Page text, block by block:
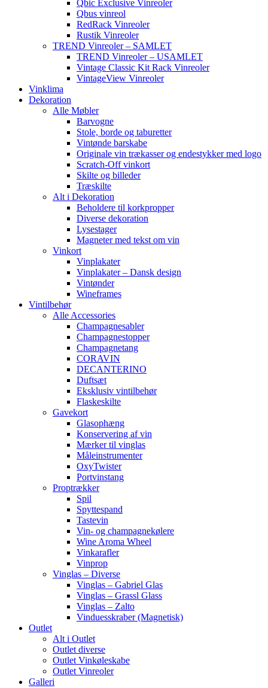
Qbic Exclusive Vinreoler
Qbus vinreol
RedRack Vinreoler
Rustik Vinreoler
TREND Vinreoler – SAMLET
TREND Vinreoler – USAMLET
Vintage Classic Kit Rack Vinreoler
VintageView Vinreoler
Vinklima
Dekoration
Alle Møbler
Barvogne
Stole, borde og taburetter
Vintønde barskabe
Originale vin trækasser og endestykker med logo
Scratch-Off vinkort
Skilte og billeder
Træskilte
Alt i Dekoration
Beholdere til korkpropper
Diverse dekoration
Lysestager
Magneter med tekst om vin
Vinkort
Vinplakater
Vinplakater – Dansk design
Vintønder
Wineframes
Vintilbehør
Alle Accessories
Champagnesabler
Champagnestopper
Champagnetang
CORAVIN
DECANTERINO
Duftsæt
Eksklusiv vintilbehør
Flaskeskilte
Gavekort
Glasophæng
Konservering af vin
Mærker til vinglas
Måleinstrumenter
OxyTwister
Portvinstang
Proptrækker
Spil
Spyttespand
Tastevin
Vin- og champagnekølere
Wine Aroma Wheel
Vinkarafler
Vinprop
Vinglas – Diverse
Vinglas – Gabriel Glas
Vinglas – Grassl Glass
Vinglas – Zalto
Vinduesskraber (Magnetisk)
Outlet
Alt i Outlet
Outlet diverse
Outlet Vinkøleskabe
Outlet Vinreoler
Galleri